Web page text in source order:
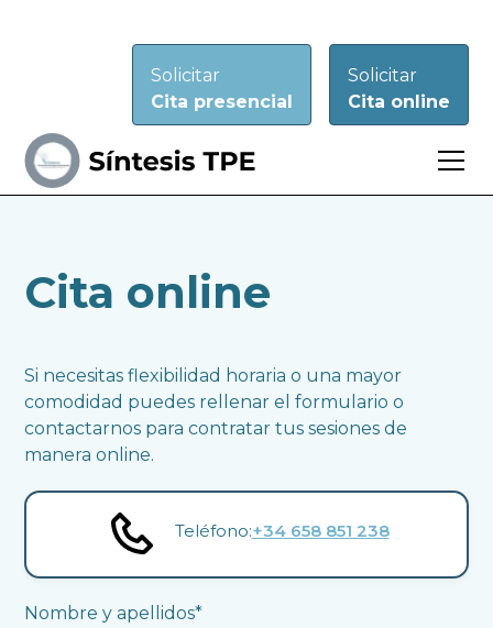
Solicitar
Cita presencial
Solicitar
Cita online
Cita online
Si necesitas flexibilidad horaria o una mayor
comodidad puedes rellenar el formulario o
contactarnos para contratar tus sesiones de
manera online.
Teléfono:+34 658 851 238
Nombre y apellidos*